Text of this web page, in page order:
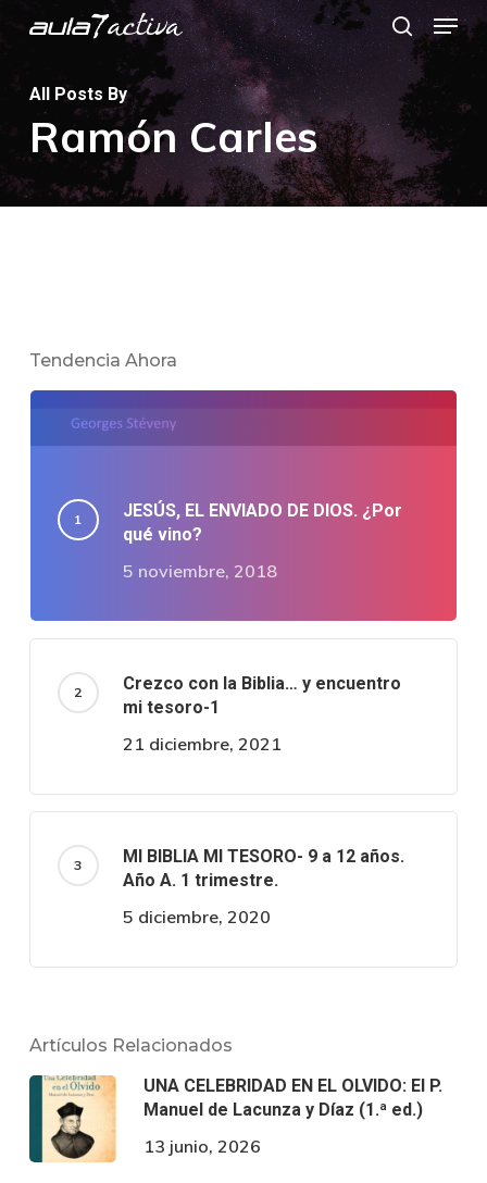
to
main
content
search
Menu
All Posts By
Ramón Carles
Tendencia Ahora
JESÚS, EL ENVIADO DE DIOS. ¿Por
qué vino?
5 noviembre, 2018
Crezco con la Biblia… y encuentro
mi tesoro-1
21 diciembre, 2021
MI BIBLIA MI TESORO- 9 a 12 años.
Año A. 1 trimestre.
5 diciembre, 2020
Artículos Relacionados
UNA CELEBRIDAD EN EL OLVIDO: El P.
Manuel de Lacunza y Díaz (1.ª ed.)
13 junio, 2026